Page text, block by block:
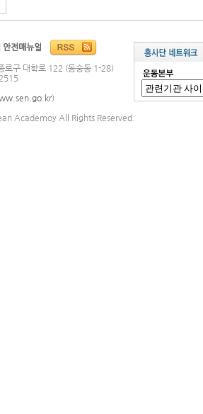
로구 대학로 122 (동숭동 1-28)
)
Academoy All Rights Reserved.